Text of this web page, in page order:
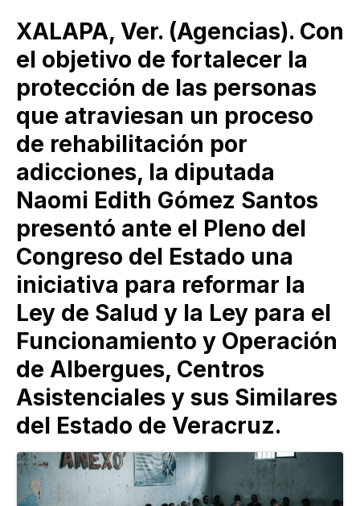
XALAPA, Ver. (Agencias). Con
el objetivo de fortalecer la
protección de las personas
que atraviesan un proceso
de rehabilitación por
adicciones, la diputada
Naomi Edith Gómez Santos
presentó ante el Pleno del
Congreso del Estado una
iniciativa para reformar la
Ley de Salud y la Ley para el
Funcionamiento y Operación
de Albergues, Centros
Asistenciales y sus Similares
del Estado de Veracruz.